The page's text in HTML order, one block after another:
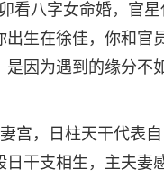
看八字女命婚，官星
生在徐佳，你和官
因为遇到的缘分不
宫，日柱天干代表自
干支相生，主夫妻